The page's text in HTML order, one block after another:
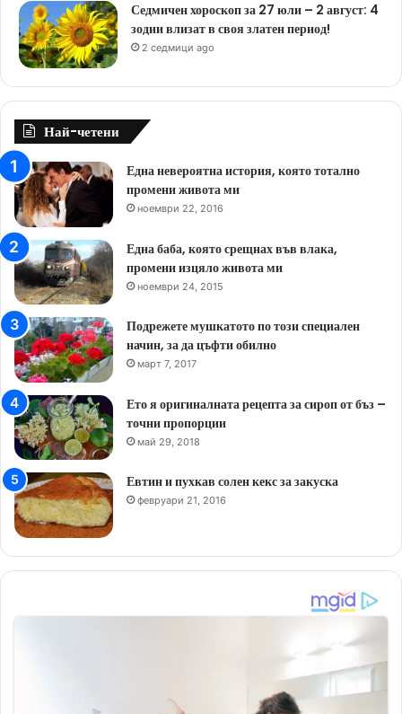
Седмичен хороскоп за 27 юли – 2 август: 4
зодии влизат в своя златен период!
2 седмици ago
Най-четени
Една невероятна история, която тотално
промени живота ми
ноември 22, 2016
Една баба, която срещнах във влака,
промени изцяло живота ми
ноември 24, 2015
Подрежете мушкатото по този специален
начин, за да цъфти обилно
март 7, 2017
Ето я оригиналната рецепта за сироп от бъз –
точни пропорции
май 29, 2018
Евтин и пухкав солен кекс за закуска
февруари 21, 2016